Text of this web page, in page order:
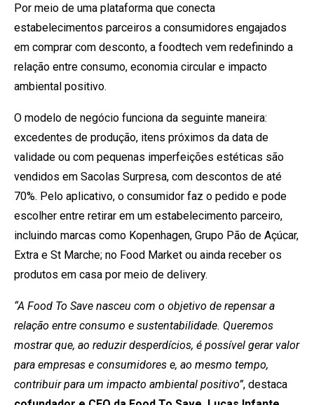
Por meio de uma plataforma que conecta
estabelecimentos parceiros a consumidores engajados
em comprar com desconto, a foodtech vem redefinindo a
relação entre consumo, economia circular e impacto
ambiental positivo.
O modelo de negócio funciona da seguinte maneira:
excedentes de produção, itens próximos da data de
validade ou com pequenas imperfeições estéticas são
vendidos em Sacolas Surpresa, com descontos de até
70%. Pelo aplicativo, o consumidor faz o pedido e pode
escolher entre retirar em um estabelecimento parceiro,
incluindo marcas como Kopenhagen, Grupo Pão de Açúcar,
Extra e St Marche; no Food Market ou ainda receber os
produtos em casa por meio de delivery.
“A Food To Save nasceu com o objetivo de repensar a
relação entre consumo e sustentabilidade. Queremos
mostrar que, ao reduzir desperdícios, é possível gerar valor
para empresas e consumidores e, ao mesmo tempo,
contribuir para um impacto ambiental positivo”, destaca